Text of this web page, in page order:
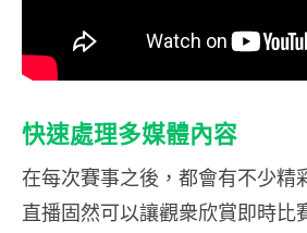
快速處理多媒體內容
在每次賽事之後，都會有不少精
直播固然可以讓觀衆欣賞即時比